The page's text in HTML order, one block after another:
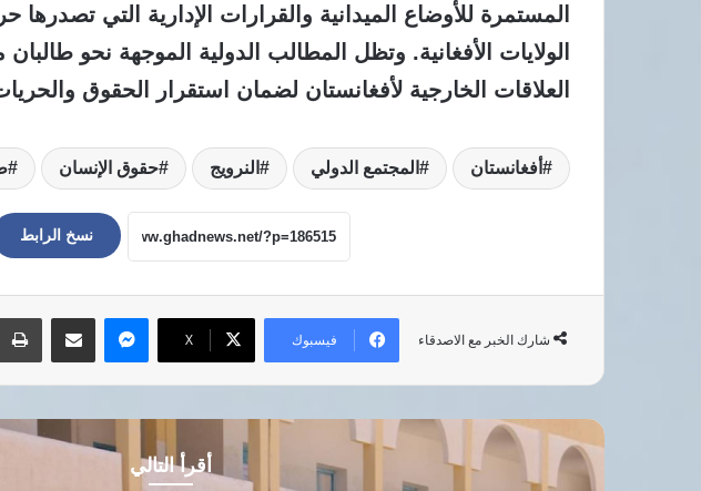
المستمرة للأوضاع الميدانية والقرارات الإدارية التي
الولايات الأفغانية. وتظل المطالب الدولية الموجهة نحو
العلاقات الخارجية لأفغانستان لضمان استقرار الحقوق
أفغانستان المجتمع الدولي النرويج حقوق الإنسان
نسخ الرابط
شارك الخبر مع الاصدقاء فيسبوك ‫X
ماسنجر مشاركة عبر البريد
أقرأ التالي